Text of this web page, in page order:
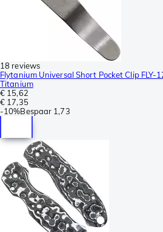
18 reviews
Flytanium Universal Short Pocket Clip FLY-
Titanium
€ 15,62
€ 17,35
-10%Bespaar 1,73